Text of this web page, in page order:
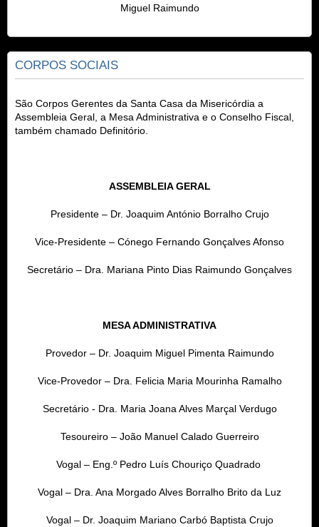
Miguel Raimundo
CORPOS SOCIAIS
São Corpos Gerentes da Santa Casa da Misericórdia a
Assembleia Geral, a Mesa Administrativa e o Conselho Fiscal,
também chamado Definitório.
ASSEMBLEIA GERAL
Presidente – Dr. Joaquim António Borralho Crujo
Vice-Presidente – Cónego Fernando Gonçalves Afonso
Secretário – Dra. Mariana Pinto Dias Raimundo Gonçalves
MESA ADMINISTRATIVA
Provedor – Dr. Joaquim Miguel Pimenta Raimundo
Vice-Provedor – Dra. Felicia Maria Mourinha Ramalho
Secretário - Dra. Maria Joana Alves Marçal Verdugo
Tesoureiro – João Manuel Calado Guerreiro
Vogal – Eng.º Pedro Luís Chouriço Quadrado
Vogal – Dra. Ana Morgado Alves Borralho Brito da Luz
Vogal – Dr. Joaquim Mariano Carbó Baptista Crujo